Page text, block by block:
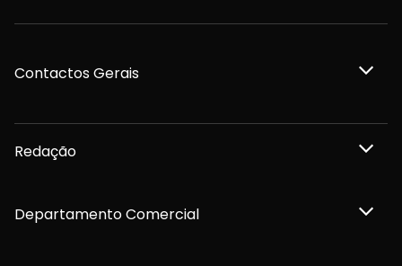
Contactos Gerais
Redação
Departamento Comercial